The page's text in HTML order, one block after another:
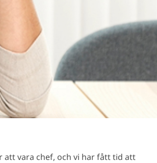
vara chef, och vi har fått tid att